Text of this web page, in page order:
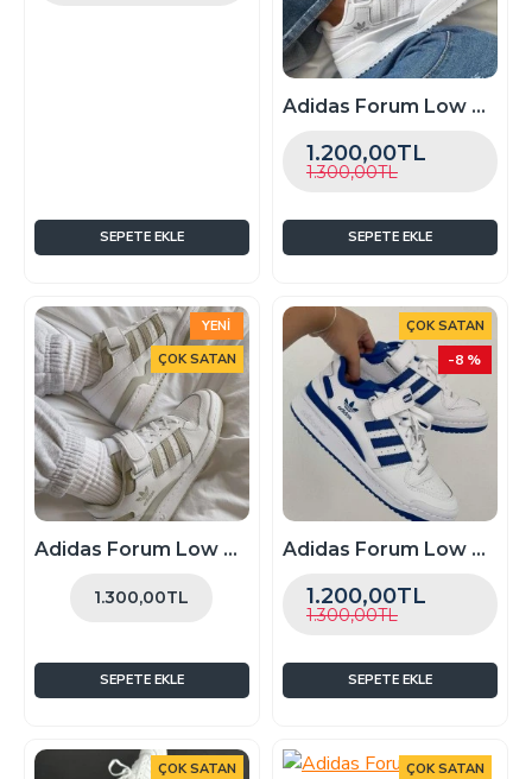
SEPETE EKLE
Adidas Forum Low Beyaz
1.200,00TL
1.300,00TL
SEPETE EKLE
YENI
ÇOK SATAN
Adidas Forum Low Haki
1.300,00TL
SEPETE EKLE
ÇOK SATAN
-8 %
Adidas Forum Low Lacivert
1.200,00TL
1.300,00TL
SEPETE EKLE
ÇOK SATAN ÇOK SATAN